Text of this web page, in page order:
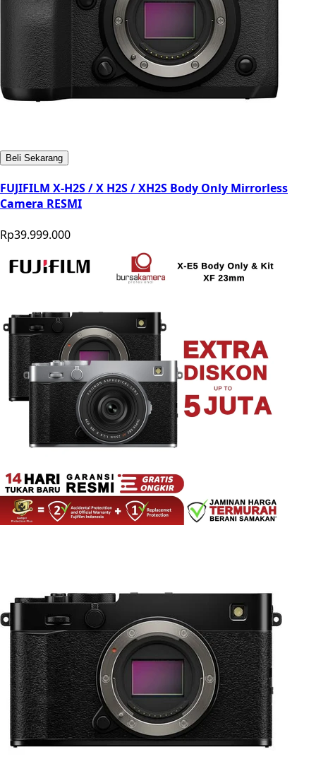
Beli Sekarang
FUJIFILM X-H2S / X H2S / XH2S Body Only Mirrorless
Camera RESMI
Rp39.999.000